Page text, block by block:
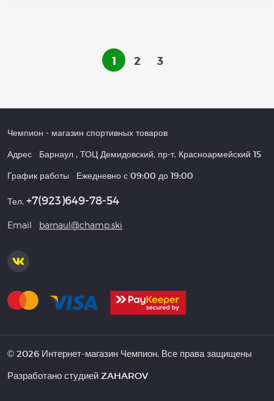
1 2 3
Чемпион - магазин спортивных товаров
Адрес Барнаул , ТОЦ Демидовский, пр-т. Красноармейский 15
График работы Ежедневно с 09:00 до 19:00
Тел. +7(923)649-78-54
Email barnaul@champ.ski
© 2026 Интернет-магазин Чемпион. Все права защищены
Разработано студией ZAHAROV